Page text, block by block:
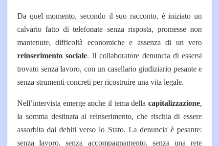
Da quel momento, secondo il suo racconto, è iniziato un
calvario fatto di telefonate senza risposta, promesse non
mantenute, difficoltà economiche e assenza di un vero
reinserimento sociale. Il collaboratore denuncia di essersi
trovato senza lavoro, con un casellario giudiziario pesante e
senza strumenti concreti per ricostruire una vita legale.
Nell’intervista emerge anche il tema della capitalizzazione,
la somma destinata al reinserimento, che rischia di essere
assorbita dai debiti verso lo Stato. La denuncia è pesante:
senza lavoro, senza accompagnamento, senza una rete